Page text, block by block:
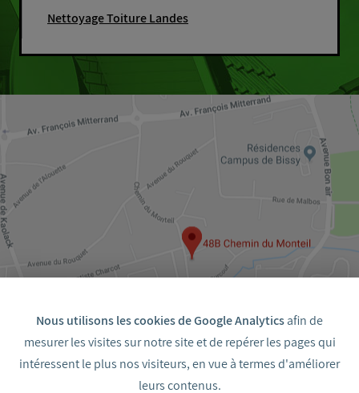
Nous utilisons les cookies de Google Analyticsafin de
mesurer les visites sur notre site et de repérer les pages qui
intéressent le plus nos visiteurs, en vue à termes d'améliorer
leurs contenus.
Nettoyage Toiture Landes
48 bis Chemin du Monteil 33700 Mérignac